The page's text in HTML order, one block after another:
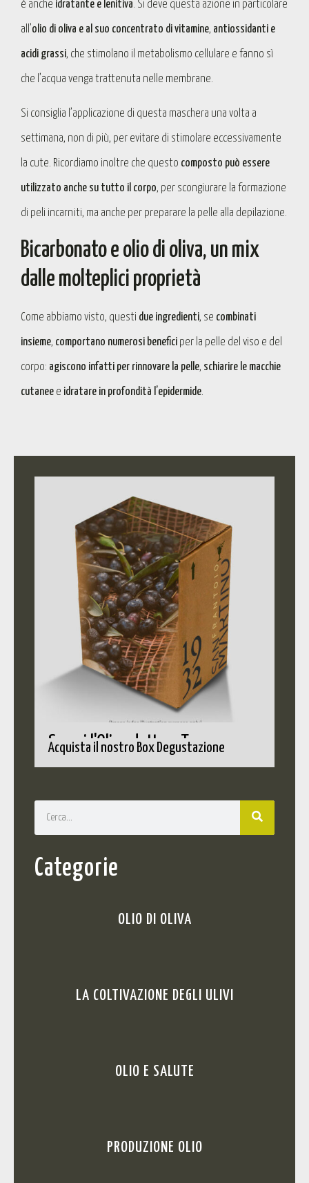
è anche idratante e lenitiva. Si deve questa azione in particolare
all’olio di oliva e al suo concentrato di vitamine, antiossidanti e
acidi grassi, che stimolano il metabolismo cellulare e fanno sì
che l’acqua venga trattenuta nelle membrane.
Si consiglia l’applicazione di questa maschera una volta a
settimana, non di più, per evitare di stimolare eccessivamente
la cute. Ricordiamo inoltre che questo composto può essere
utilizzato anche su tutto il corpo, per scongiurare la formazione
di peli incarniti, ma anche per preparare la pelle alla depilazione.
Bicarbonato e olio di oliva, un mix
dalle molteplici proprietà
Come abbiamo visto, questi due ingredienti, se combinati
insieme, comportano numerosi benefici per la pelle del viso e del
corpo: agiscono infatti per rinnovare la pelle, schiarire le macchie
cutanee e idratare in profondità l’epidermide.
Scopri l'Olio adatto a Te
Acquista il nostro Box Degustazione
Categorie
OLIO DI OLIVA
LA COLTIVAZIONE DEGLI ULIVI
OLIO E SALUTE
PRODUZIONE OLIO